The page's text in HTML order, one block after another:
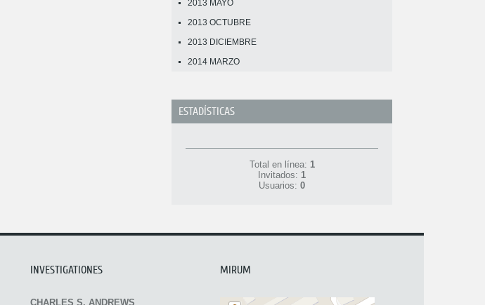
2013 MAYO
2013 OCTUBRE
2013 DICIEMBRE
2014 MARZO
ESTADÍSTICAS
Total en línea: 1
Invitados: 1
Usuarios: 0
INVESTIGATIONES
CHARLES S. ANDREWS
MIRUM